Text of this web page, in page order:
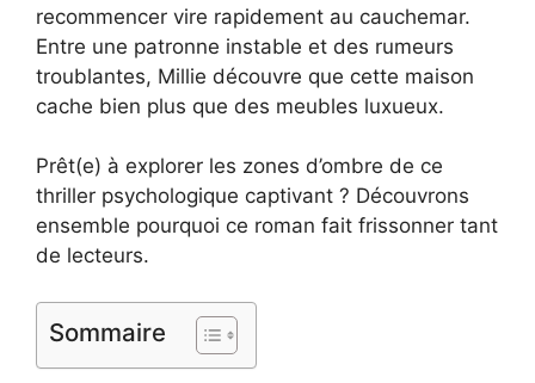
recommencer vire rapidement au cauchemar.
Entre une patronne instable et des rumeurs
troublantes, Millie découvre que cette maison
cache bien plus que des meubles luxueux.
Prêt(e) à explorer les zones d’ombre de ce
thriller psychologique captivant ? Découvrons
ensemble pourquoi ce roman fait frissonner tant
de lecteurs.
Sommaire